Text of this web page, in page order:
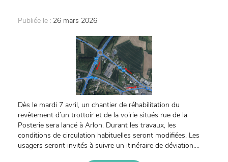
Publiée le : 26 mars 2026
Dès le mardi 7 avril, un chantier de réhabilitation du
revêtement d’un trottoir et de la voirie situés rue de la
Posterie sera lancé à Arlon. Durant les travaux, les
conditions de circulation habituelles seront modifiées. Les
usagers seront invités à suivre un itinéraire de déviation....